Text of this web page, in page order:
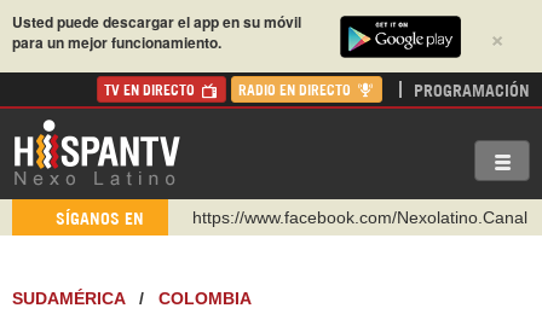
×
Usted puede descargar el app en su móvil
para un mejor funcionamiento.
TV EN DIRECTO RADIO EN DIRECTO PROGRAMACIÓN
SÍGANOS EN
https://www.facebook.com/Nexolatino.Canal
http://twitter.com/nexo_latino
SUDAMÉRICA/ COLOMBIA